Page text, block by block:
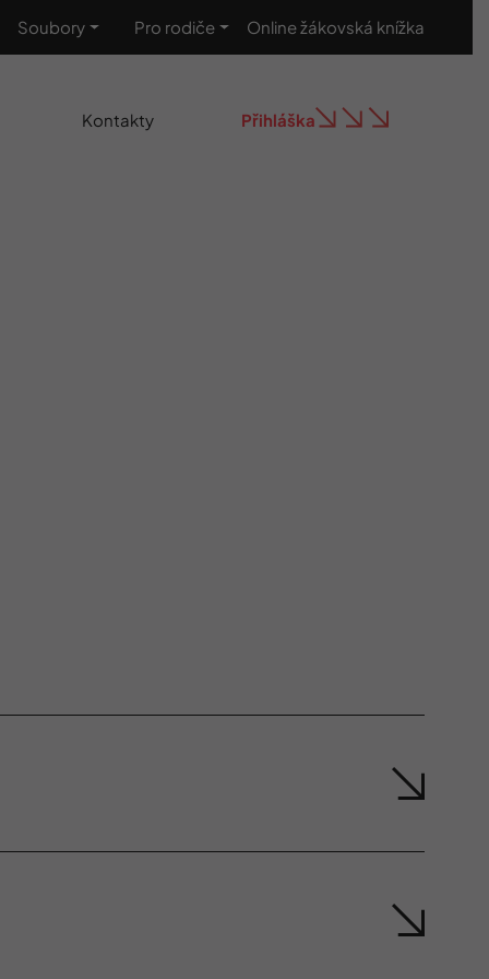
Soubory Pro rodiče Online žákovská knížka
Kontakty Přihláška